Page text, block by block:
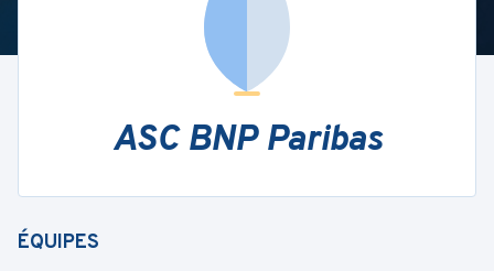
ASC BNP Paribas
ÉQUIPES